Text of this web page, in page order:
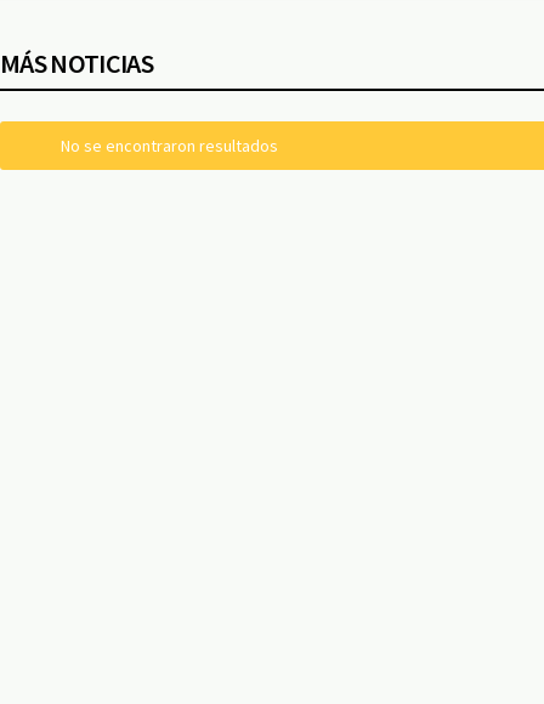
MÁS NOTICIAS
No se encontraron resultados